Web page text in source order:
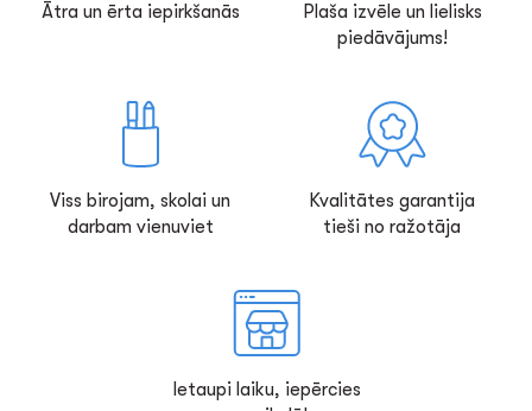
Ātra un ērta iepirkšanās
Plaša izvēle un lielisks
piedāvājums!
Viss birojam, skolai un
darbam vienuviet
Kvalitātes garantija
tieši no ražotāja
Ietaupi laiku, iepērcies